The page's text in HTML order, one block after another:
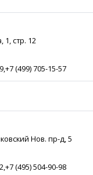
1, стр. 12
(499) 705-15-57
Нов. пр-д, 5
(495) 504-90-98